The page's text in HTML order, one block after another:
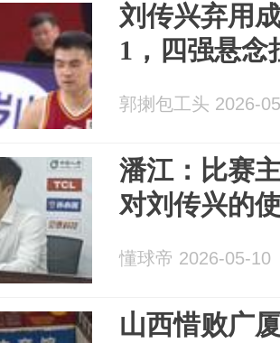
刘传兴弃用
1，四强悬念
郭揦包工头 2026-
潘江：比赛
对刘传兴的
懂球帝 2026-05-10
山西惜败广